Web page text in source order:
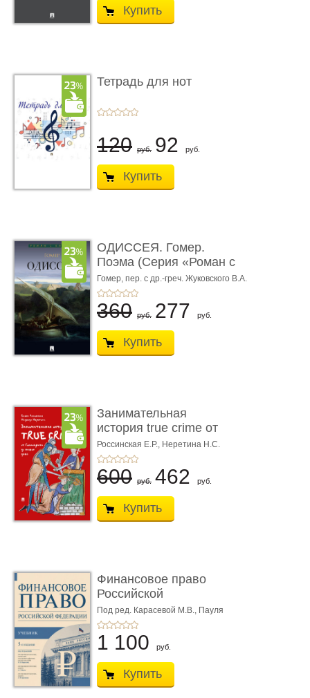
Купить
Тетрадь для нот
120 руб. 92 руб.
Купить
ОДИССЕЯ. Гомер.
Поэма (Серия «Роман с
книгой»)
Гомер, пер. с др.-греч. Жуковского В.А.
360 руб. 277 руб.
Купить
Занимательная
история true crime от
Гиппократа до � ...
Россинская Е.Р., Неретина Н.С.
600 руб. 462 руб.
Купить
Финансовое право
Российской
Федерации. 5-е изд�
...
Под ред. Карасевой М.В., Пауля
А.Г., Красюкова А.В.
1 100 руб.
Купить